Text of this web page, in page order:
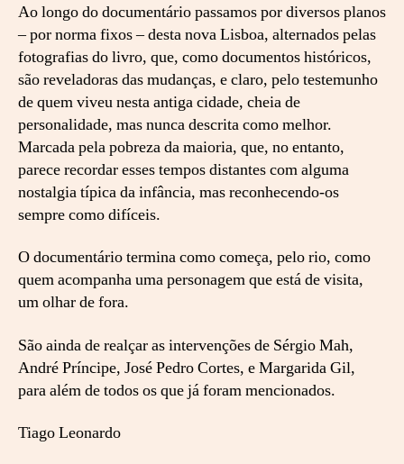
Ao longo do documentário passamos por diversos planos
– por norma fixos – desta nova Lisboa, alternados pelas
fotografias do livro, que, como documentos históricos,
são reveladoras das mudanças, e claro, pelo testemunho
de quem viveu nesta antiga cidade, cheia de
personalidade, mas nunca descrita como melhor.
Marcada pela pobreza da maioria, que, no entanto,
parece recordar esses tempos distantes com alguma
nostalgia típica da infância, mas reconhecendo-os
sempre como difíceis.
O documentário termina como começa, pelo rio, como
quem acompanha uma personagem que está de visita,
um olhar de fora.
São ainda de realçar as intervenções de Sérgio Mah,
André Príncipe, José Pedro Cortes, e Margarida Gil,
para além de todos os que já foram mencionados.
Tiago Leonardo